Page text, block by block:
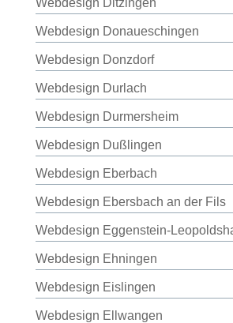
Webdesign Ditzingen
Webdesign Donaueschingen
Webdesign Donzdorf
Webdesign Durlach
Webdesign Durmersheim
Webdesign Dußlingen
Webdesign Eberbach
Webdesign Ebersbach an der Fils
Webdesign Eggenstein-
Webdesign Ehningen
Webdesign Eislingen
Webdesign Ellwangen